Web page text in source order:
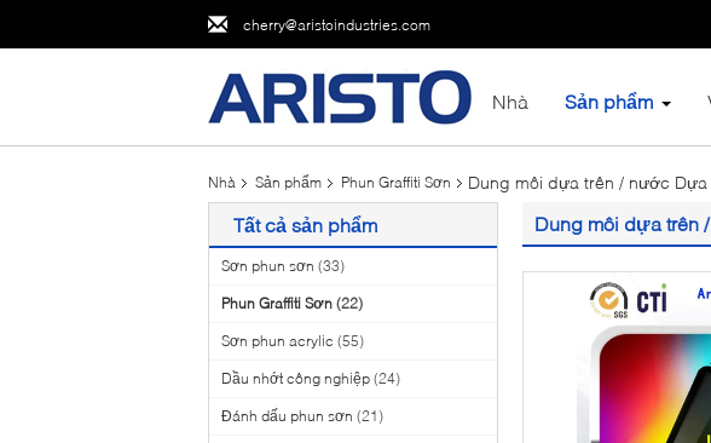
cherry@aristoindustries.com
Nhà Sản phẩm
Nhà Sản phẩm Phun Graffiti Sơn Dung môi dựa trên / nước Dựa
Tất cả sản phẩm
Sơn phun sơn (33)
Phun Graffiti Sơn (22)
Sơn phun acrylic (55)
Dầu nhớt công nghiệp (24)
Đánh dấu phun sơn (21)
Dung môi dựa trên